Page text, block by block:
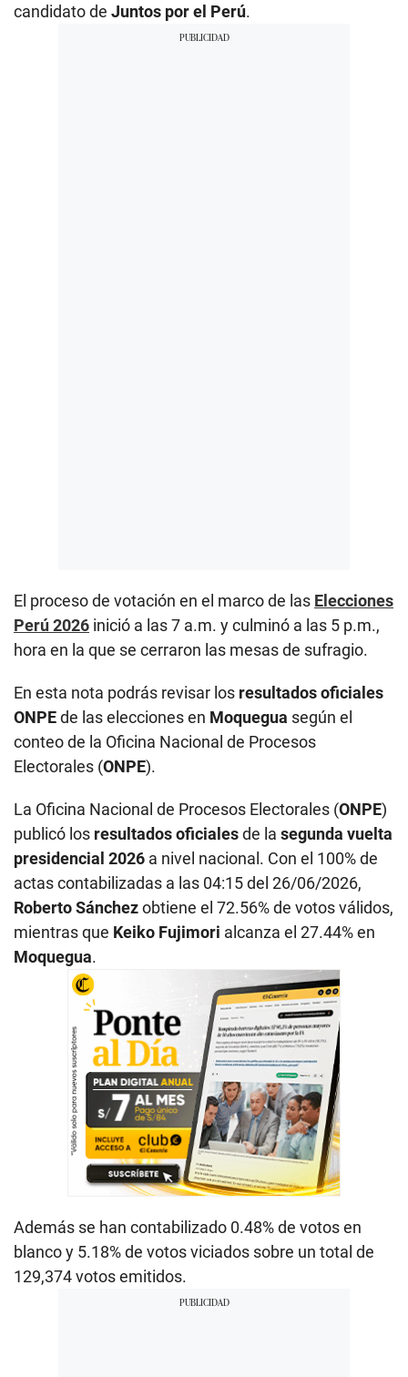
candidato de Juntos por el Perú.
El proceso de votación en el marco de las Elecciones
Perú 2026 inició a las 7 a.m. y culminó a las 5 p.m.,
hora en la que se cerraron las mesas de sufragio.
En esta nota podrás revisar los resultados oficiales
ONPEde las elecciones en Moquegua según el
conteo de la Oficina Nacional de Procesos
Electorales (ONPE).
La Oficina Nacional de Procesos Electorales (ONPE)
publicó los resultados oficialesde la segunda vuelta
presidencial 2026 a nivel nacional. Con el 100% de
actas contabilizadas a las 04:15 del 26/06/2026,
Roberto Sánchezobtiene el 72.56% de votos válidos,
mientras que Keiko Fujimori alcanza el 27.44% en
Moquegua.
Además se han contabilizado 0.48% de votos en
blanco y 5.18% de votos viciados sobre un total de
129,374 votos emitidos.